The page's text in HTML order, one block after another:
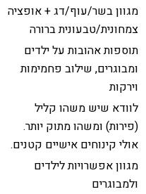
מגוון בשר/עוף/דג + אופציה
צמחונית/טבעונית ברורה
תוספות אהובות על ילדים
ומבוגרים, שילוב פחמימות
וירקות
לוודא שיש משהו קליל
(פירות) ומשהו מתוק יותר.
אולי קינוחים אישיים קטנים.
מגוון אפשרויות לילדים
ולמבוגרים